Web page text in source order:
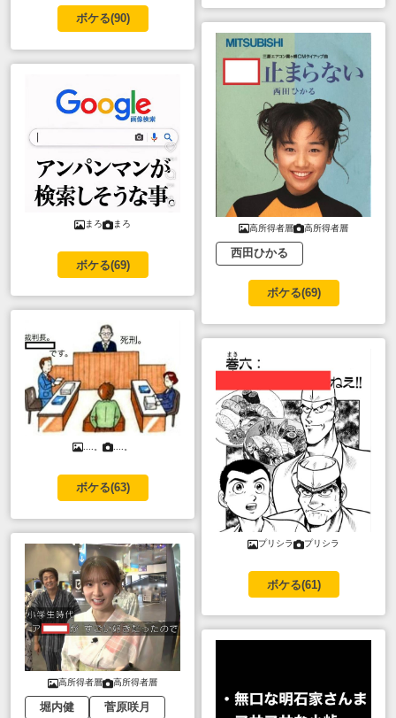
ボケる(90)
まろ まろ
ボケる(69)
ボケる(63)
高所得者層 高所得者層
堀内健 菅原咲月
高所得者層 高所得者層
西田ひかる
ボケる(69)
プリシラ プリシラ
ボケる(61)